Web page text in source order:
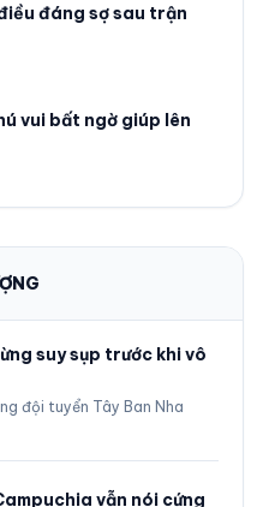
đáng sợ sau trận
vui bất ngờ giúp lên
suy sụp trước khi vô
đội tuyển Tây Ban Nha
vẫn nói cứng